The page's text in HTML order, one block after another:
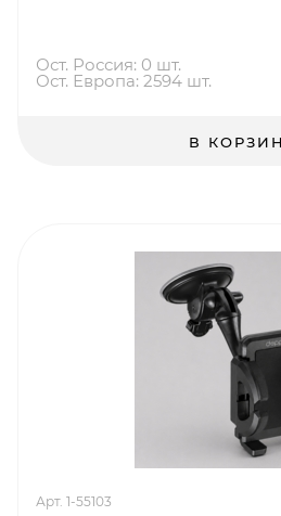
Ост. Россия: 0 шт.
Ост. Европа: 2594 шт.
В
Арт. 1-55103